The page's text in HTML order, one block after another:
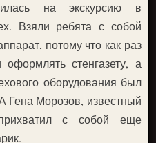
на экскурсию в
Взяли ребята с собой
потому что как раз
стенгазету, а
оборудования был
Гена Морозов, известный
с собой еще